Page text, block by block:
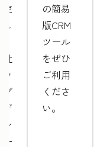
使
社
ブ
ザ
ー
の簡易
版CRM
ツール
をぜひ
ご利用
くださ
い。